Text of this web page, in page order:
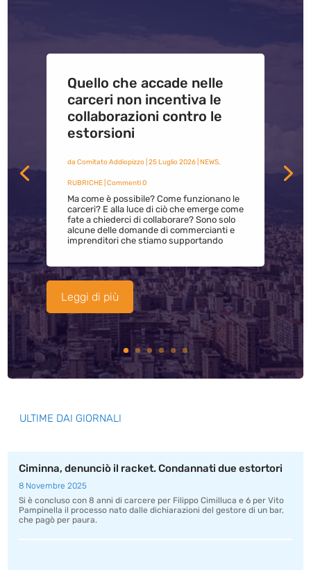
Quello che accade nelle
carceri non incentiva le
collaborazioni contro le
estorsioni
da Comitato Addiopizzo| 25 Luglio 2026| NEWS,
RUBRICHE| Commenti 0
Ma come è possibile? Come funzionano le
carceri? E alla luce di ciò che emerge come
fate a chiederci di collaborare? Sono solo
alcune delle domande di commercianti e
imprenditori che stiamo supportando
Leggi di più
ULTIME DAI GIORNALI
Ciminna, denunciò il racket. Condannati due estortori
8 Novembre 2025
Si è concluso con 8 anni di carcere per Filippo Cimilluca e 6 per Vito
Pampinella il processo nato dalle dichiarazioni del gestore di un bar,
che pagò per paura.